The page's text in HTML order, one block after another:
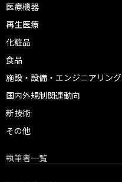
医療機器
再生医療
化粧品
食品
施設・設備・エンジニアリング
国内外規制関連動向
新技術
その他
執筆者一覧